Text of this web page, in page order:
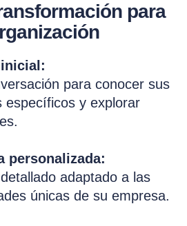
para
para conocer sus
específicos y explorar
personalizada:
adaptado a las
únicas de su empresa.